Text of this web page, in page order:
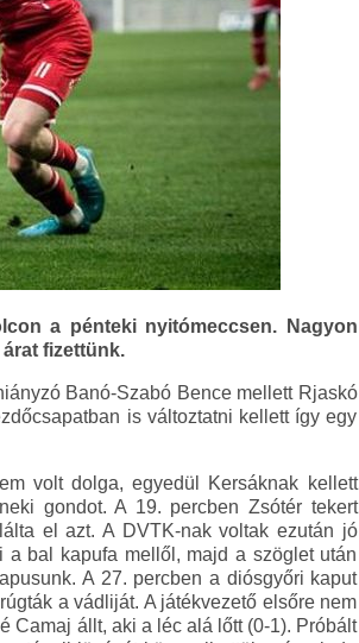
a pénteki nyitómeccsen. Nagyon
fizettünk.
Banó-Szabó Bence mellett Rjaskó
is változtatni kellett így egy
volt dolga, egyedül Kersáknak kellett
gondot. A 19. percben Zsótér tekert
el azt. A DVTK-nak voltak ezután jó
a bal kapufa mellől, majd a szöglet után
A 27. percben a diósgyőri kaput
a vádliját. A játékvezető elsőre nem
Camaj állt, aki a léc alá lőtt (0-1). Próbált